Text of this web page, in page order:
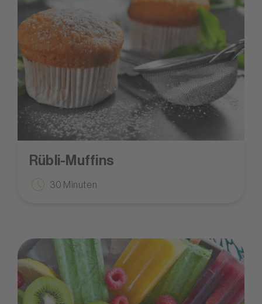
Rübli-Muffins
30 Minuten